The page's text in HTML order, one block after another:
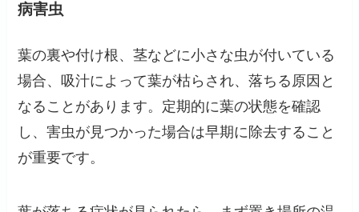
病害虫
葉の裏や付け根、茎などに小さな虫が付いている
場合、吸汁によって葉が枯らされ、落ちる原因と
なることがあります。定期的に葉の状態を確認
し、害虫が見つかった場合は早期に除去すること
が重要です。